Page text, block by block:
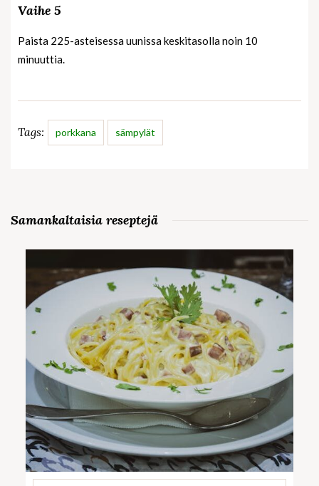
Vaihe 5
Paista 225-asteisessa uunissa keskitasolla noin 10
minuuttia.
Tags: porkkana sämpylät
Samankaltaisia reseptejä